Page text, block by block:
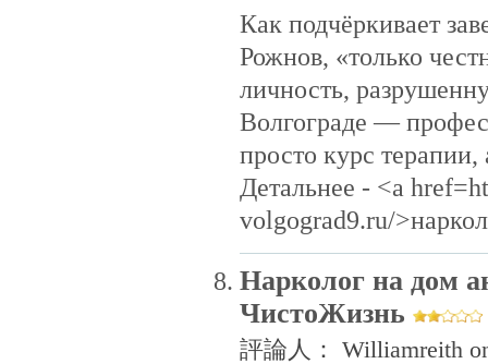
Как подчёркивает
Рожнов, «только
личность,
Волгограде —
просто курс
Детальнее - <a
volgograd9.ru/
Нарколог на дом
ЧистоЖизнь
評論人： Williamreith